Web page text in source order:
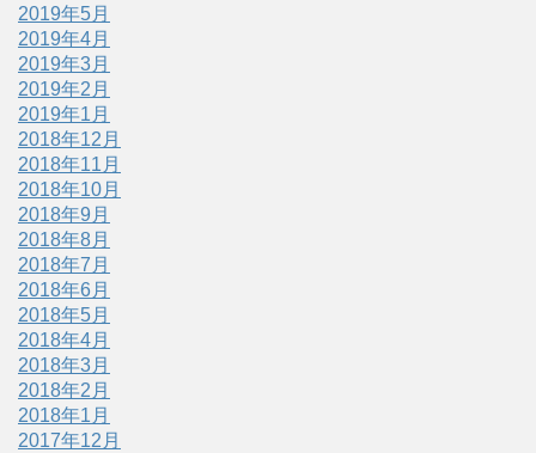
2019年5月
2019年4月
2019年3月
2019年2月
2019年1月
2018年12月
2018年11月
2018年10月
2018年9月
2018年8月
2018年7月
2018年6月
2018年5月
2018年4月
2018年3月
2018年2月
2018年1月
2017年12月